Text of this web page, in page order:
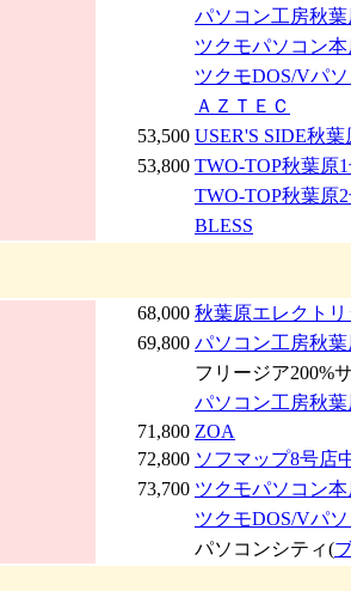
パソコン工房秋
ツクモパソコン
ツクモDOS/Vパ
ＡＺＴＥＣ
53,500 USER'S SIDE秋葉
53,800 TWO-TOP秋葉原
TWO-TOP秋葉原
BLESS
68,000 秋葉原エレクト
69,800 パソコン工房秋
フリージア200%
パソコン工房秋
71,800 ZOA
72,800 ソフマップ8号店
73,700 ツクモパソコン
ツクモDOS/Vパ
パソコンシティ(